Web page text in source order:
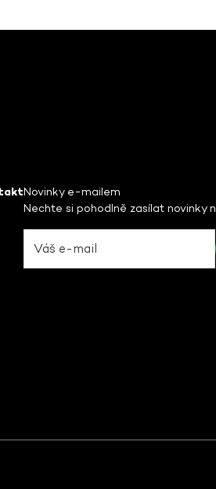
Novinky e-mailem
Nechte si pohodlně zasílat novinky